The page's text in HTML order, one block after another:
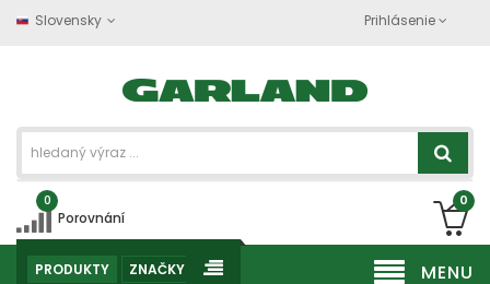
Slovensky Prihlásenie
0
Porovnání
0
MENU
PRODUKTY ZNAČKY